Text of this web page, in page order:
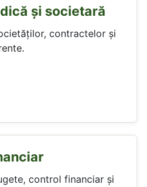
și societară
contractelor și
control financiar și